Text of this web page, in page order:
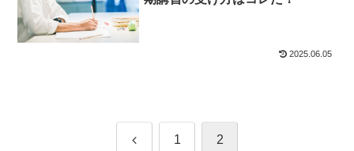
2025.06.05
前 1 2